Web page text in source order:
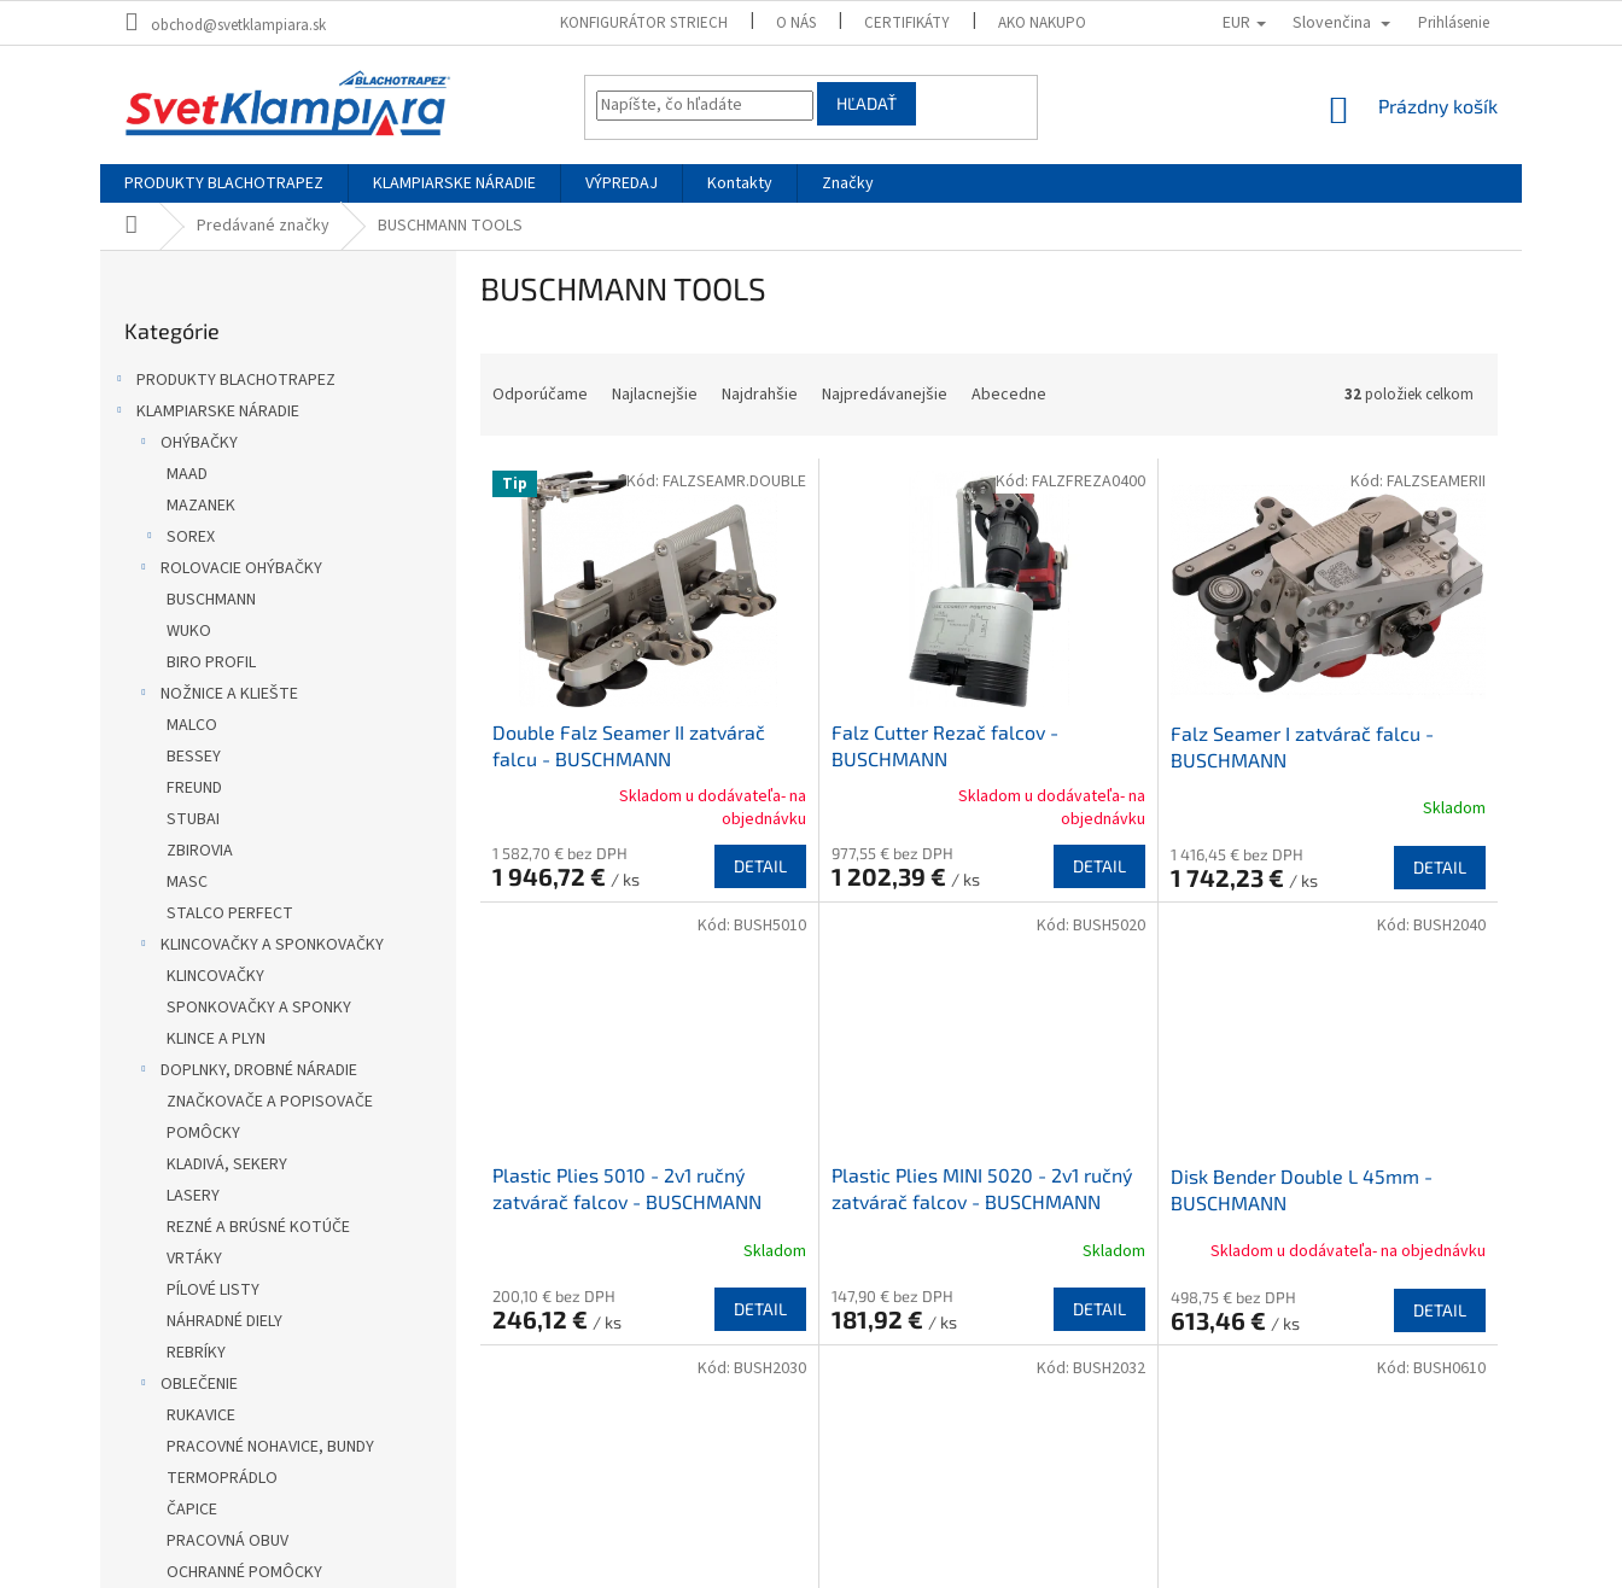
obchod@svetklampiara.sk KONFIGURÁTOR STRIECH O NÁS CERTIFIKÁTY AKO NAKUPOVAŤ OBCHODNÉ PODMIENKY PODMIENKY OCHRANY OSOBNÝCH
EUR Slovenčina Prihlásenie
HĽADAŤ
NÁKUPNÝ
Prázdny košík
PRODUKTY BLACHOTRAPEZ KLAMPIARSKE NÁRADIE VÝPREDAJ Kontakty
Značky
DomovPredávané značky BUSCHMANN TOOLS
kategórie
Kategórie
PRODUKTY BLACHOTRAPEZ
KLAMPIARSKE NÁRADIE
OHÝBAČKY
MAAD
MAZANEK
SOREX
ROLOVACIE OHÝBAČKY
BUSCHMANN
WUKO
BIRO PROFIL
NOŽNICE A KLIEŠTE
MALCO
BESSEY
FREUND
STUBAI
ZBIROVIA
MASC
STALCO PERFECT
KLINCOVAČKY A SPONKOVAČKY
KLINCOVAČKY
SPONKOVAČKY A SPONKY
KLINCE A PLYN
DOPLNKY, DROBNÉ NÁRADIE
ZNAČKOVAČE A POPISOVAČE
POMÔCKY
KLADIVÁ, SEKERY
LASERY
REZNÉ A BRÚSNÉ KOTÚČE
VRTÁKY
PÍLOVÉ LISTY
NÁHRADNÉ DIELY
REBRÍKY
OBLEČENIE
RUKAVICE
PRACOVNÉ NOHAVICE, BUNDY
TERMOPRÁDLO
ČAPICE
PRACOVNÁ OBUV
OCHRANNÉ POMÔCKY
BUSCHMANN TOOLS
n
Odporúčame Najlacnejšie Najdrahšie Najpredávanejšie Abecedne 32položiek celkom
V Tip
Double Falz Seamer II zatvárač
falcu - BUSCHMANN
produktu
je
4,1
Skladom u dodávateľa- na
objednávku
1 582,70 € bez DPH
1 946,72 € / ks
DETAIL
Kód: FALZSEAMR.DOUBLE
Falz Cutter Rezač falcov -
BUSCHMANN
produktu
je
3,0
Skladom u dodávateľa- na
objednávku
977,55 € bez DPH
1 202,39 € / ks
DETAIL
Kód: FALZFREZA0400
Falz Seamer I zatvárač falcu -
BUSCHMANN
produktu
je
5,0
Skladom
1 416,45 € bez DPH
1 742,23 € / ks
DETAIL
Kód: FALZSEAMERII
Plastic Plies 5010 - 2v1 ručný
zatvárač falcov - BUSCHMANN
Skladom
200,10 € bez DPH
246,12 € / ks
DETAIL
Kód: BUSH5010
Plastic Plies MINI 5020 - 2v1 ručný
zatvárač falcov - BUSCHMANN
Skladom
147,90 € bez DPH
181,92 € / ks
DETAIL
Kód: BUSH5020
Disk Bender Double L 45mm -
BUSCHMANN
Skladom u dodávateľa- na objednávku
498,75 € bez DPH
613,46 € / ks
DETAIL
Kód: BUSH2040
Kód: BUSH2030 Kód: BUSH2032 Kód: BUSH0610